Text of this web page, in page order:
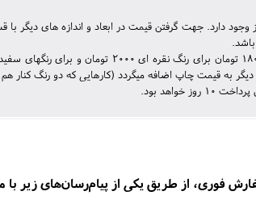
وجود دارد. جهت گرفتن قیمت در ابعاد و اندازه های دیگر
خواهد بود.
فوری، از طریق یکی از پیام‌رسان‌های زیر با